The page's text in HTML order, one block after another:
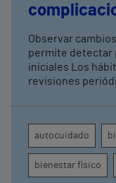
a tiempo
Observar
permite detectar
iniciales Los hábitos de autocuidado y las
revisiones
autocuidado
bienestar físico